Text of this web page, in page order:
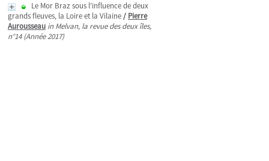
Le Mor Braz sous l'influence de deux
grands fleuves, la Loire et la Vilaine/ Pierre
Aurousseau in Melvan, la revue des deux îles,
n°14 (Année 2017)